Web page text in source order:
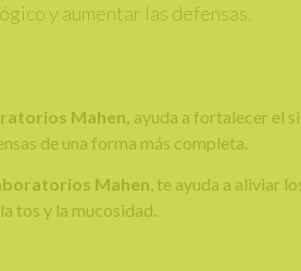
y aumentar las defensas.
Mahen, ayuda a fortalecer el
de una forma más completa.
Mahen, te ayuda a aliviar
tos y la mucosidad.